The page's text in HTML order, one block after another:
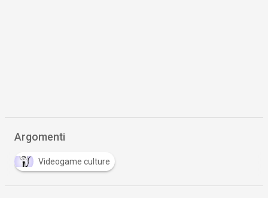
Argomenti
Videogame culture